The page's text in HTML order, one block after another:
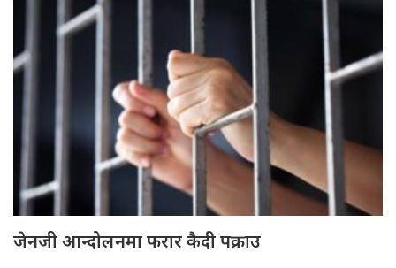
जेनजी आन्दोलनमा फरार कैदी पक्राउ